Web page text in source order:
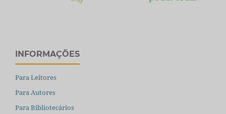
INFORMAÇÕES
Para Leitores
Para Autores
Para Bibliotecários